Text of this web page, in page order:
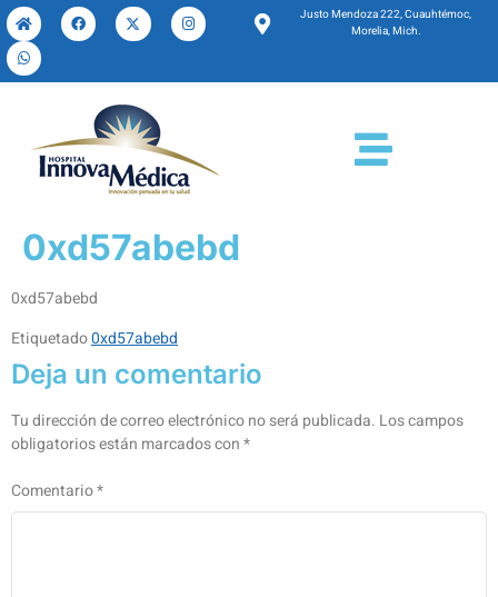
Justo Mendoza 222, Cuauhtémoc,
Morelia, Mich.
0xd57abebd
0xd57abebd
Etiquetado0xd57abebd
Deja un comentario
Tu dirección de correo electrónico no será publicada. Los campos
obligatorios están marcados con*
Comentario*